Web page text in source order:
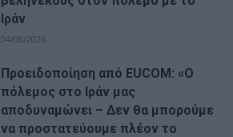
Ιράν
04/08/2026
Προειδοποίηση από EUCOM: «Ο
πόλεμος στο Ιράν μας
αποδυναμώνει – Δεν θα μπορούμε
να προστατεύουμε πλέον το